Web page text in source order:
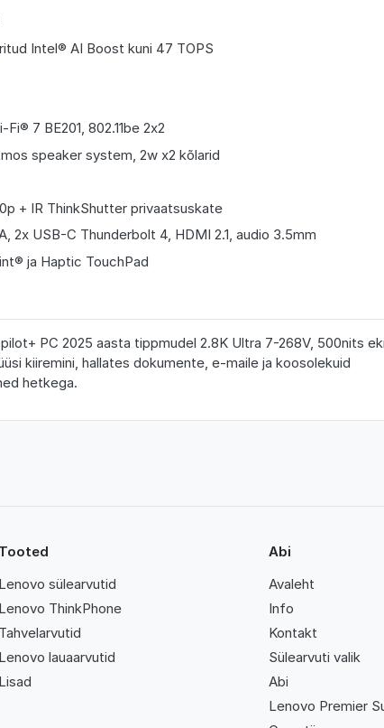
Intel® AI Boost kuni 47 TOPS
7 BE201, 802.11be 2x2
speaker system, 2w x2 kõlarid
+ IR ThinkShutter privaatsuskate
2x USB-C Thunderbolt 4, HDMI 2.1, audio 3.5mm
ja Haptic TouchPad
PC 2025 aasta tippmudel 2.8K Ultra 7-268V, 500nits
kiiremini, hallates dokumente, e-maile ja koosolekuid
hetkega.
Tooted
Lenovo sülearvutid
Lenovo ThinkPhone
Tahvelarvutid
Lenovo lauaarvutid
Lisad
Abi
Avaleht
Info
Kontakt
Sülearvuti valik
Abi
Lenovo Premier